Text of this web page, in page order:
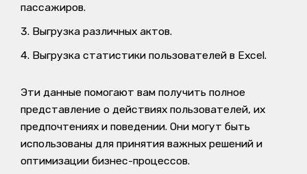
пассажиров.
Выгрузка различных актов.
Выгрузка статистики пользователей в Excel.
Эти данные помогают вам получить полное
представление о действиях пользователей, их
предпочтениях и поведении. Они могут быть
использованы для принятия важных решений и
оптимизации бизнес-процессов.